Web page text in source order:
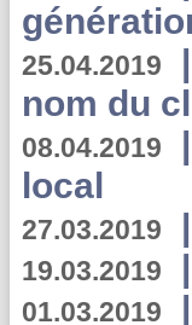
25.04.2019 |
nom du
08.04.2019 |
local
27.03.2019 |
19.03.2019 |
01.03.2019 |